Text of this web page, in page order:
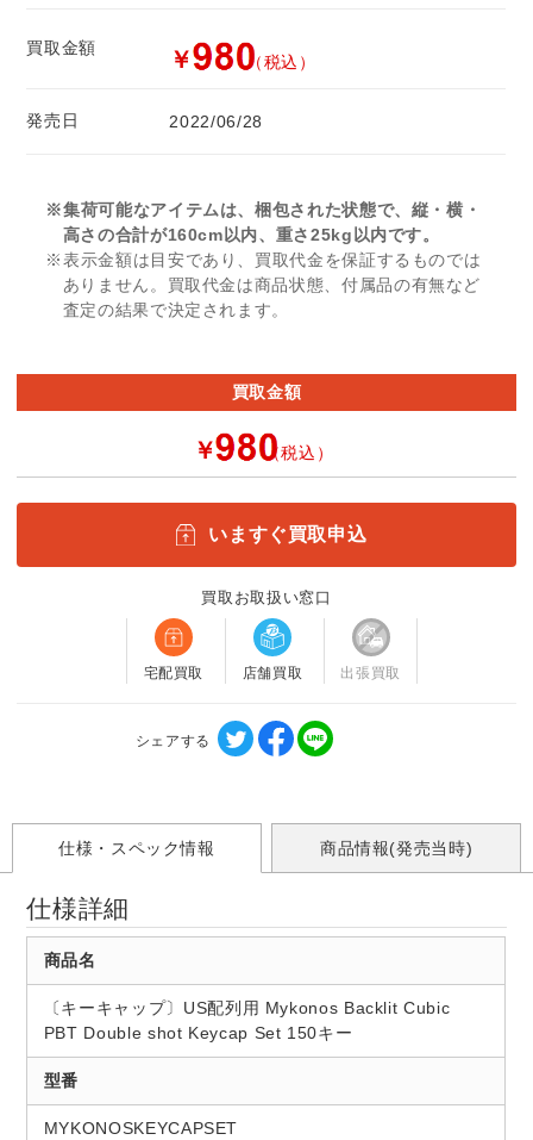
買取金額 ￥ （税込）
発売日 2022/06/28
※集荷可能なアイテムは、梱包された状態で、縦・横・
高さの合計が160cm以内、重さ25kg以内です。
※表示金額は目安であり、買取代金を保証するものでは
ありません。買取代金は商品状態、付属品の有無など
査定の結果で決定されます。
買取金額
￥ （税込）
いますぐ買取申込
買取お取扱い窓口
宅配買取 店舗買取 出張買取
シェアする
仕様・スペック情報 商品情報(発売当時)
仕様詳細
商品名
〔キーキャップ〕US配列用 Mykonos Backlit Cubic
PBT Double shot Keycap Set 150キー
型番
MYKONOSKEYCAPSET